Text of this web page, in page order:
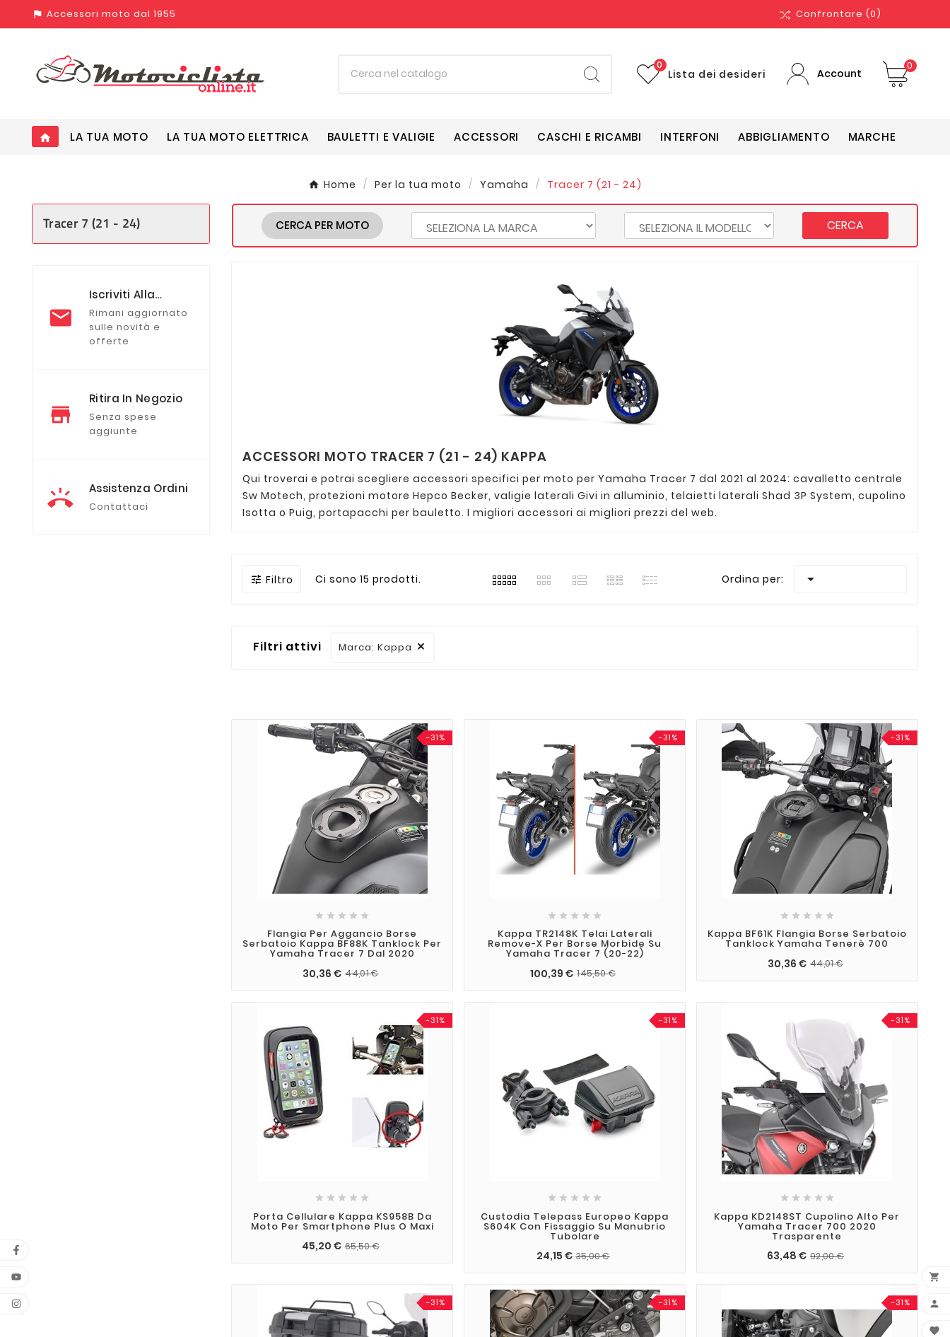
assistant_photo Accessori moto dal 1955 Confrontare (0)
Lista dei desideri
0
Account
0
home LA TUA MOTO LA TUA MOTO ELETTRICA BAULETTI E VALIGIE ACCESSORI CASCHI E RICAMBI INTERFONI ABBIGLIAMENTO MARCHE
Home Per la tua moto Yamaha Tracer 7 (21 - 24)
Tracer 7 (21 - 24)
Iscriviti Alla
Newsletter
Rimani aggiornato
sulle novità e
offerte
Ritira In Negozio
Senza spese
aggiunte
Assistenza Ordini
Contattaci
CERCA PER MOTO CERCA
ACCESSORI MOTO TRACER 7 (21 - 24) KAPPA
Qui troverai e potrai scegliere accessori specifici per moto per Yamaha Tracer 7 dal 2021 al 2024: cavalletto centrale
Sw Motech, protezioni motore Hepco Becker, valigie laterali Givi in alluminio, telaietti laterali Shad 3P System, cupolino
Isotta o Puig, portapacchi per bauletto. I migliori accessori ai migliori prezzi del web.
 Filtro Ci sono 15 prodotti. Ordina per: 
Filtri attivi Marca: Kappa 
-31%
    
Flangia Per Aggancio Borse
Serbatoio Kappa BF88K Tanklock Per
Yamaha Tracer 7 Dal 2020
30,36 € 44,01 €
-31%
    
Kappa TR2148K Telai Laterali
Remove-X Per Borse Morbide Su
Yamaha Tracer 7 (20-22)
100,39 € 145,50 €
-31%
    
Kappa BF61K Flangia Borse Serbatoio
Tanklock Yamaha Tenerè 700
30,36 € 44,01 €
-31%
    
Porta Cellulare Kappa KS958B Da
Moto Per Smartphone Plus O Maxi
45,20 € 65,50 €
-31%
    
Custodia Telepass Europeo Kappa
S604K Con Fissaggio Su Manubrio
Tubolare
24,15 € 35,00 €
-31%
    
Kappa KD2148ST Cupolino Alto Per
Yamaha Tracer 700 2020
Trasparente
63,48 € 92,00 €
-31% -31% -31%


